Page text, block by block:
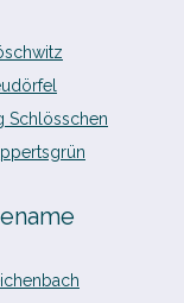
Schlösschen